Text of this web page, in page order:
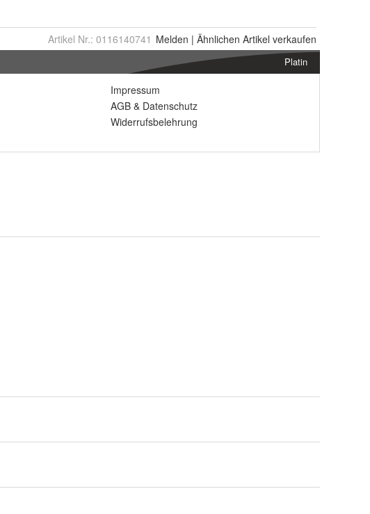
Artikel Nr.: 0116140741 Melden | Ähnlichen Artikel verkaufen
Platin
Impressum
AGB & Datenschutz
Widerrufsbelehrung